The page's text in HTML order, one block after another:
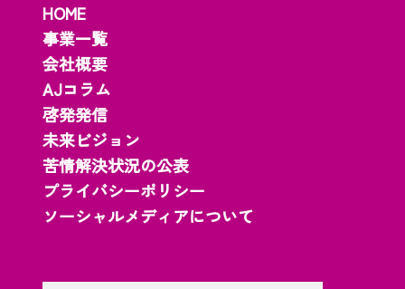
HOME
事業一覧
会社概要
AJコラム
啓発発信
未来ビジョン
苦情解決状況の公表
プライバシーポリシー
ソーシャルメディアについて